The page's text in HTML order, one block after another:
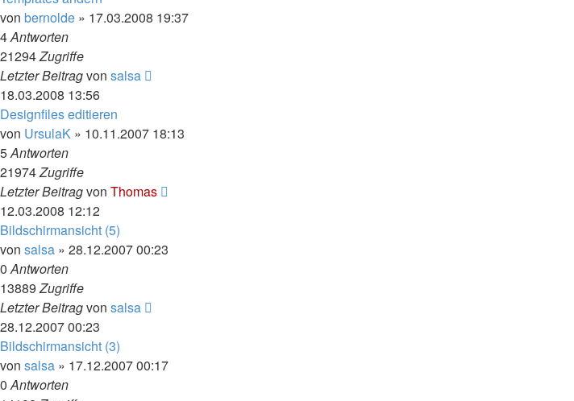
von bernolde » 17.03.2008 19:37
4Antworten
21294Zugriffe
Letzter Beitragvon salsa
18.03.2008 13:56
Designfiles editieren
von UrsulaK » 10.11.2007 18:13
5Antworten
21974Zugriffe
Letzter Beitragvon Thomas
12.03.2008 12:12
Bildschirmansicht (5)
von salsa » 28.12.2007 00:23
0Antworten
13889Zugriffe
Letzter Beitragvon salsa
28.12.2007 00:23
Bildschirmansicht (3)
von salsa » 17.12.2007 00:17
0Antworten